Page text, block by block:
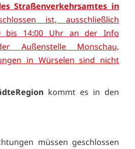
Straßenverkehrsamtes in
ist, ausschließlich
bis 14:00 Uhr an der Info
Außenstelle Monschau,
in Würselen sind nicht
kommt es in den
müssen geschlossen